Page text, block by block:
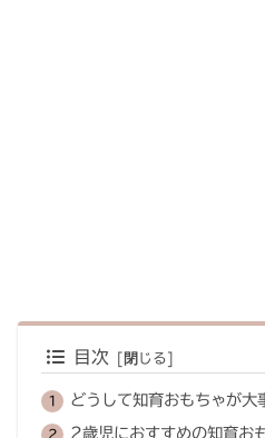
目次
どうして知育おもちゃが大
2歳児におすすめの知育お